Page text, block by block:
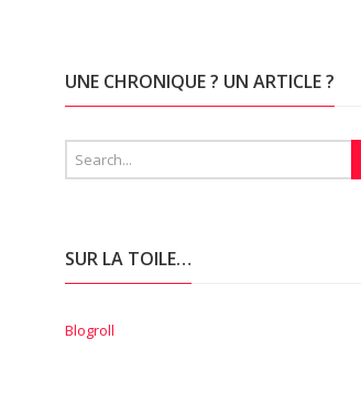
UNE CHRONIQUE ? UN ARTICLE ?
SUR LA TOILE…
Blogroll